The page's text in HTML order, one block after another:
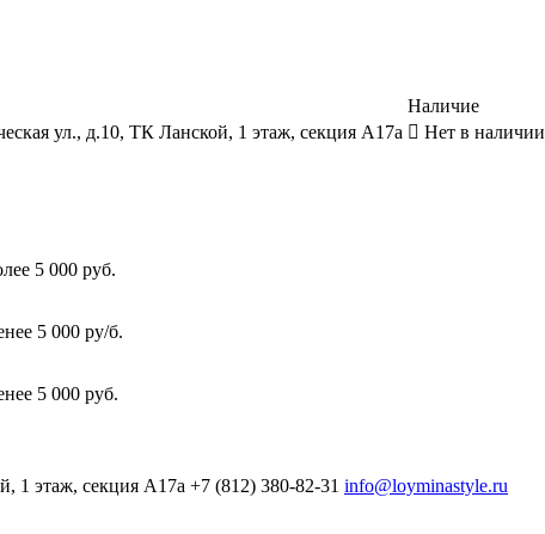
Наличие
ул., д.10, ТК Ланской, 1 этаж, секция А17а Нет в наличии
5 000 руб.
5 000 ру/б.
5 000 руб.
1 этаж, секция А17а +7 (812) 380-82-31 info@loyminastyle.ru